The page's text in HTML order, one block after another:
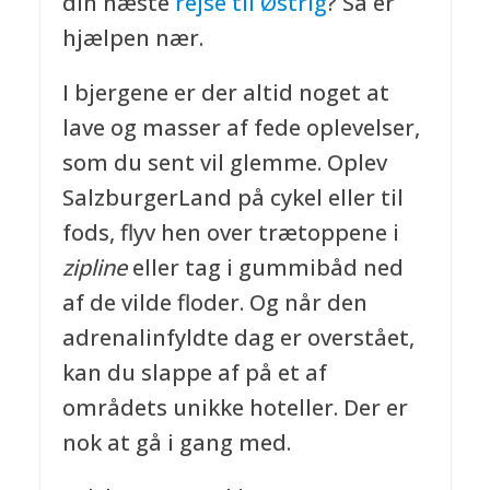
hjælpen nær.
I bjergene er der altid noget at
lave og masser af fede oplevelser,
som du sent vil glemme. Oplev
SalzburgerLand på cykel eller til
fods, flyv hen over trætoppene i
ziplineeller tag i gummibåd ned
af de vilde floder. Og når den
adrenalinfyldte dag er overstået,
kan du slappe af på et af
områdets unikke hoteller. Der er
nok at gå i gang med.